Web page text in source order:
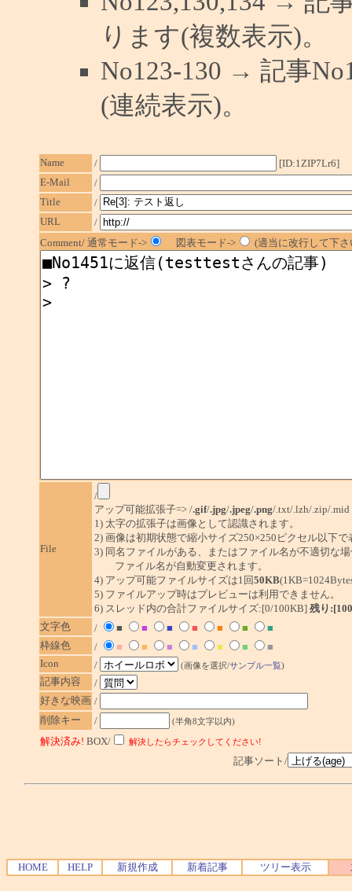
ります(複数表示)。
No123-130 → 記事
(連続表示)。
Name /
[ID:1ZIP7Lr6]
E-Mail
/
Title
/
URL
/
Comment/ 通常モード->
図表モード-> (適当に改行して下
File
/
アップ可能拡張子=> /.gif/.jpg/.jpeg/.png/.txt/.lzh/.zip/.mid
1) 太字の拡張子は画像として認識されます。
2) 画像は初期状態で縮小サイズ250×250ピクセル以下で
3) 同名ファイルがある、またはファイル名が不適切な
ファイル名が自動変更されます。
4) アップ可能ファイルサイズは1回50KB
5) ファイルアップ時はプレビューは利用できません。
6) スレッド内の合計ファイルサイズ:[0/100KB] 残り
文字色
/ ■ ■ ■ ■ ■ ■
■
枠線色
/ ■ ■ ■ ■ ■ ■
■
Icon
/ (画像を選択/サンプル一覧)
記事内容
/
好きな映画 /
削除キー
/ (半角8文字以内)
解決済み! BOX/ 解決したらチェックしてください!
記事ソート/
HOME HELP 新規作成 新着記事 ツリー表示